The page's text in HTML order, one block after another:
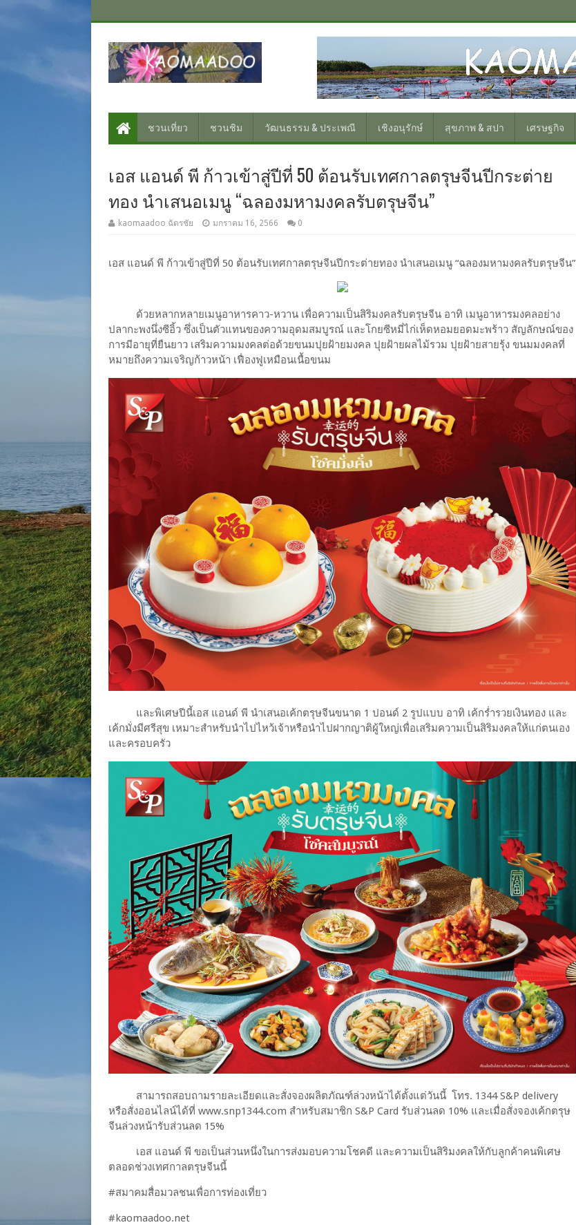
ชวนเที่ยว ชวนชิม วัฒนธรรม & ประเพณี เชิงอนุรักษ์ สุขภาพ & สปา เศรษฐกิจ
เอส แอนด์ พี ก้าวเข้าสู่ปีที่ 50 ต้อนรับเทศกาลตรุษจีนปีกระต่าย
ทอง นำเสนอเมนู “ฉลองมหามงคลรับตรุษจีน”
kaomaadoo ฉัตรชัย มกราคม 16, 2566 0
เอส แอนด์ พี ก้าวเข้าสู่ปีที่ 50 ต้อนรับเทศกาลตรุษจีนปีกระต่ายทอง นำเสนอเมนู “ฉลองมหามงคลรับตรุษจีน”
ด้วยหลากหลายเมนูอาหารคาว-หวาน เพื่อความเป็นสิริมงคลรับตรุษจีน อาทิ เมนูอาหารมงคลอย่าง
ปลากะพงนึ่งซีอิ้ว ซึ่งเป็นตัวแทนของความอุดมสมบูรณ์ และโกยซีหมี่ไก่เห็ดหอมยอดมะพร้าว สัญลักษณ์ของ
การมีอายุที่ยืนยาว เสริมความมงคลต่อด้วยขนมปุยฝ้ายมงคล ปุยฝ้ายผลไม้รวม ปุยฝ้ายสายรุ้ง ขนมมงคลที่
หมายถึงความเจริญก้าวหน้า เฟื่องฟูเหมือนเนื้อขนม
และพิเศษปีนี้เอส แอนด์ พี นำเสนอเค้กตรุษจีนขนาด 1 ปอนด์ 2 รูปแบบ อาทิ เค้กร่ำรวยเงินทอง และ
เค้กมั่งมีศรีสุข เหมาะสำหรับนำไปไหว้เจ้าหรือนำไปฝากญาติผู้ใหญ่เพื่อเสริมความเป็นสิริมงคลให้แก่ตนเอง
และครอบครัว
สามารถสอบถามรายละเอียดและสั่งจองผลิตภัณฑ์ล่วงหน้าได้ตั้งแต่วันนี้ โทร. 1344 S&P delivery
หรือสั่งออนไลน์ได้ที่ www.snp1344.com สำหรับสมาชิก S&P Card รับส่วนลด 10% และเมื่อสั่งจองเค้กตรุษ
จีนล่วงหน้ารับส่วนลด 15%
เ​​อส แอนด์ พี ขอเป็นส่วนหนึ่งในการส่งมอบความโชคดี และความเป็นสิริมงคลให้กับลูกค้าคนพิเศษ
ตลอดช่วงเทศกาลตรุษจีนนี้
#​สมาคม​สื่อมวลชน​เพื่อ​การ​ท่องเที่ยว​
#​kaomaadoo.net​